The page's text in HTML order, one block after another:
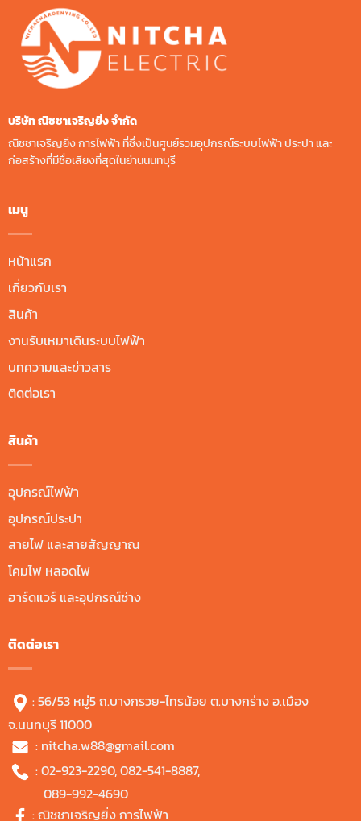
บริษัท ณิชชาเจริญยิ่ง จํากัด
ณิชชาเจริญยิ่ง การไฟฟ้า ที่ซึ่งเป็นศูนย์รวมอุปกรณ์ระบบไฟฟ้า ประปา และ
ก่อสร้างที่มีชื่อเสียงที่สุดในย่านนนทบุรี
เมนู
หน้าแรก
เกี่ยวกับเรา
สินค้า
งานรับเหมาเดินระบบไฟฟ้า
บทความและข่าวสาร
ติดต่อเรา
สินค้า
อุปกรณ์ไฟฟ้า
อุปกรณ์ประปา
สายไฟ และสายสัญญาณ
โคมไฟ หลอดไฟ
ฮาร์ดแวร์ และอุปกรณ์ช่าง
ติดต่อเรา
: 56/53 หมู่5 ถ.บางกรวย-ไทรน้อย ต.บางกร่าง อ.เมือง
จ.นนทบุรี 11000
: nitcha.w88@gmail.com
:02-923-2290,082-541-8887,
089-992-4690
:ณิชชาเจริญยิ่ง การไฟฟ้า